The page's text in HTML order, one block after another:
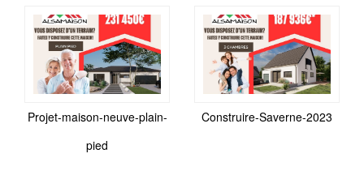
Projet-maison-neuve-plain-
pied
Construire-Saverne-2023